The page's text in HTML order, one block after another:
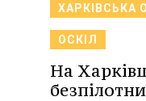
ХАРКІВСЬКА
ОСКІЛ
На